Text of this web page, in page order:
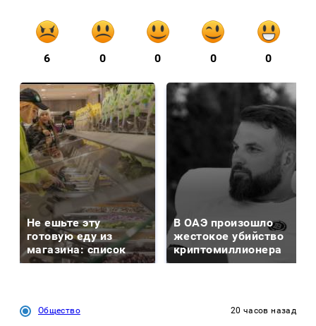
6 0 0 0 0
Не ешьте эту
готовую еду из
магазина: список
В ОАЭ произошло
жестокое убийство
криптомиллионера
Общество 20 часов назад